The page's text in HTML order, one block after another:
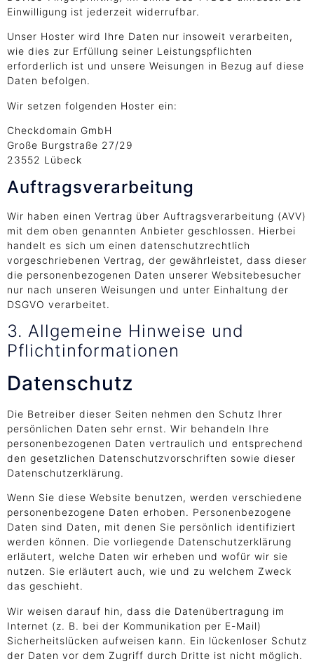
Einwilligung ist jederzeit widerrufbar.
Unser Hoster wird Ihre Daten nur insoweit verarbeiten,
wie dies zur Erfüllung seiner Leistungspflichten
erforderlich ist und unsere Weisungen in Bezug auf diese
Daten befolgen.
Wir setzen folgenden Hoster ein:
Checkdomain GmbH
Große Burgstraße 27/29
23552 Lübeck
Auftragsverarbeitung
Wir haben einen Vertrag über Auftragsverarbeitung (AVV)
mit dem oben genannten Anbieter geschlossen. Hierbei
handelt es sich um einen datenschutzrechtlich
vorgeschriebenen Vertrag, der gewährleistet, dass dieser
die personenbezogenen Daten unserer Websitebesucher
nur nach unseren Weisungen und unter Einhaltung der
DSGVO verarbeitet.
3. Allgemeine Hinweise und
Pflicht­informationen
Datenschutz
Die Betreiber dieser Seiten nehmen den Schutz Ihrer
persönlichen Daten sehr ernst. Wir behandeln Ihre
personenbezogenen Daten vertraulich und entsprechend
den gesetzlichen Datenschutzvorschriften sowie dieser
Datenschutzerklärung.
Wenn Sie diese Website benutzen, werden verschiedene
personenbezogene Daten erhoben. Personenbezogene
Daten sind Daten, mit denen Sie persönlich identifiziert
werden können. Die vorliegende Datenschutzerklärung
erläutert, welche Daten wir erheben und wofür wir sie
nutzen. Sie erläutert auch, wie und zu welchem Zweck
das geschieht.
Wir weisen darauf hin, dass die Datenübertragung im
Internet (z. B. bei der Kommunikation per E-Mail)
Sicherheitslücken aufweisen kann. Ein lückenloser Schutz
der Daten vor dem Zugriff durch Dritte ist nicht möglich.